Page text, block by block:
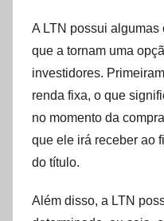
A LTN possui
que a tornam uma
investidores.
renda fixa, o que
no momento da
que ele irá receber ao
do título.
Além disso, a LTN